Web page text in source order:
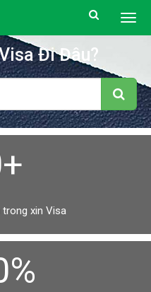
Đi Đâu?
trong xin Visa